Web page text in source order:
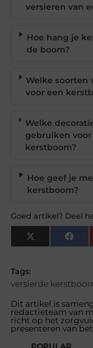
versieren van
Hoe hang je
de boom?
Welke soorten
voor een
Welke
gebruiken
kerstboom?
Hoe geef je
kerstboom?
Goed artikel? Deel
X
(Twitter)
Tags:
versierde
Dit artikel is
redactieteam van
richt op het
presenteren van